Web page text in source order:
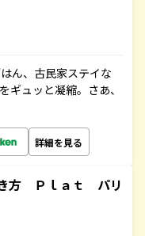
ん、古民家ステイな
ギュッと凝縮。さあ、
詳細を見る
方 Ｐｌａｔ パリ